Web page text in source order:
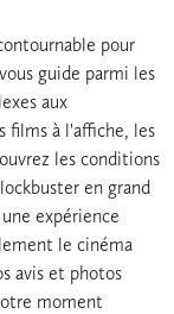
pour
guide parmi les
aux
films à l'affiche, les
les conditions
en grand
expérience
le cinéma
avis et photos
moment